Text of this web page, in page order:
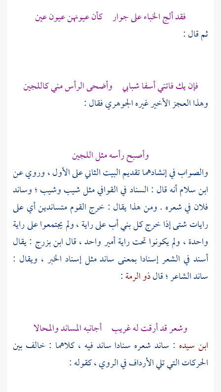
فقد ألج الخباء على جوار كأن عيونهن عيون عين
ثم قال :
فإن يك فاتني أسفا شبابي وأضحى الرأس مني كاللجين
وهذا العجز الأخير غيرهالجوهريفقال :
وأصبح رأسه مثل اللجين
والصواب في إنشادهما تقديم البيت الثاني على الأول ، وروي عن
ابن سلامأنه قال : السناد في القوافي مثل شيب وشيب ؛ وساند
فلان في شعره . ومن هذا يقال : خرج القوم متساندين أي على
رايات شتى إذا خرج كل بني أب على راية ، ولم يجتمعوا على راية
واحدة ، ولم يكونوا تحت راية أمير واحد ، قالابن بزرج : يقال
أسند في الشعر إسنادا بمعنى ساند مثل إسناد الخبر ، ويقال :
ساند الشاعر ؛ قالذو الرمة:
وشعر قد أرقت له غريب أجانبه المساند والمحالا
ابن سيده : ساند شعره سنادا ساند فيه ، كلاهما : خالف بين
الحركات التي تلي الأرداف في الروي ، كقوله :